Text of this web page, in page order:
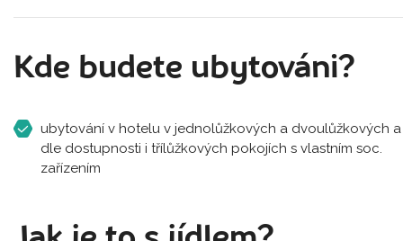
Kde budete ubytováni?
ubytování v hotelu v jednolůžkových a dvoulůžkových a
dle dostupnosti i třílůžkových pokojích s vlastním soc.
zařízením